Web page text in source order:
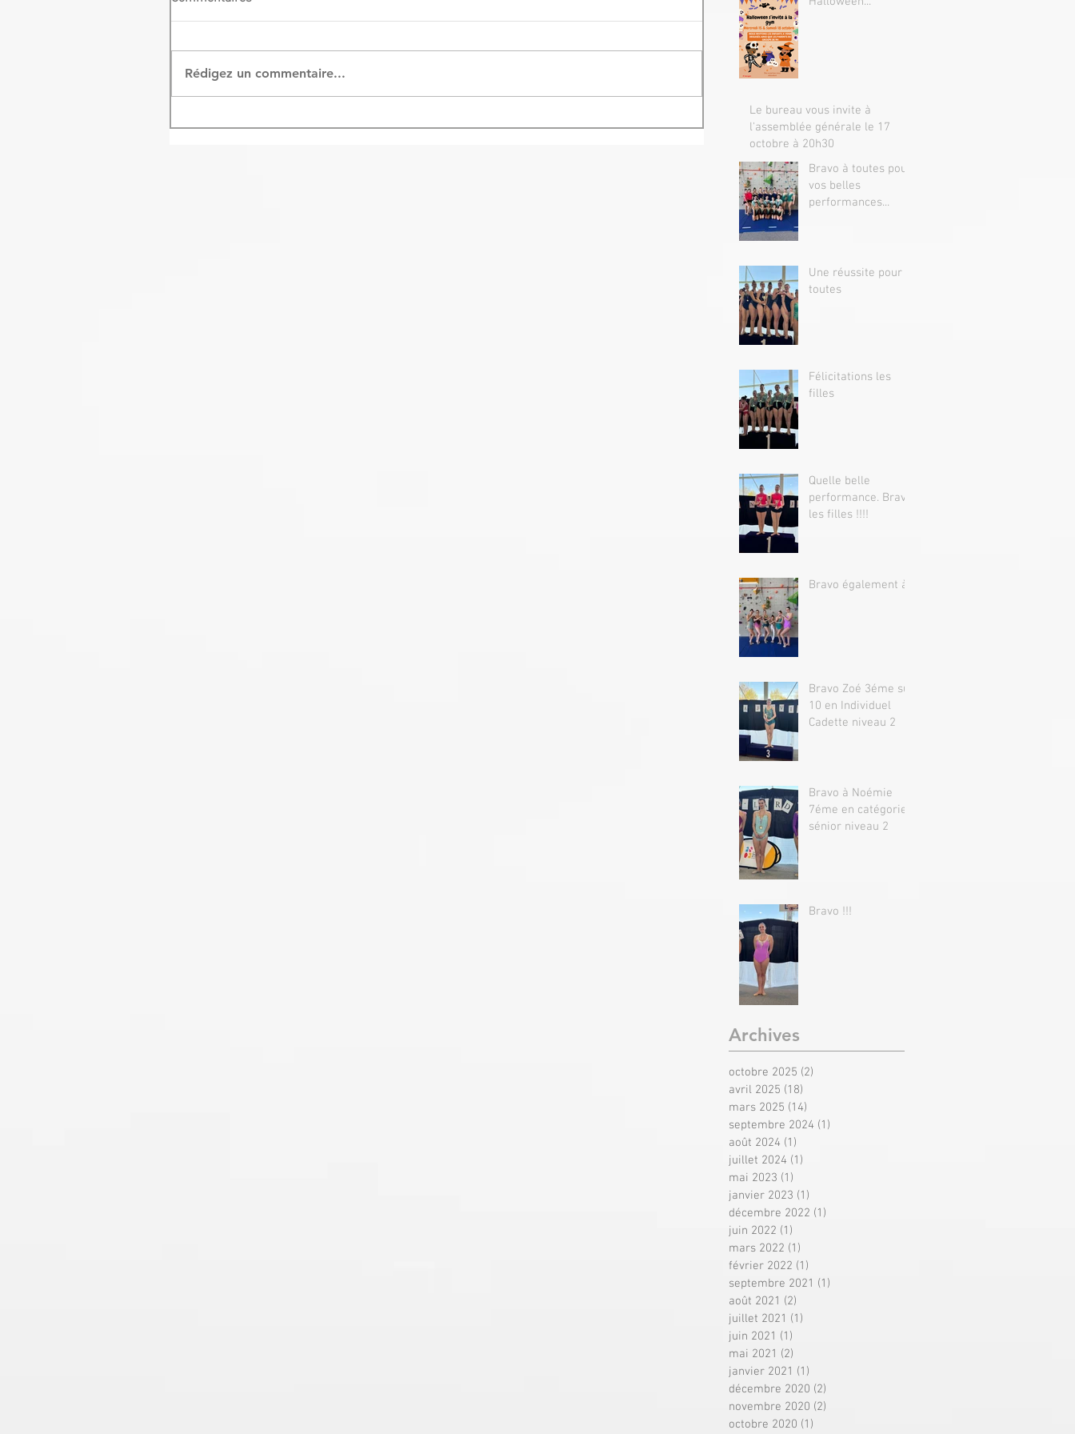
Rédigez un commentaire...
Le bureau vous invite à
l'assemblée générale le 17
octobre à 20h30
Bravo à toutes pour
vos belles
performances...
Une réussite pour
toutes
Félicitations les
filles
Quelle belle
performance. Bravo
les filles !!!!
Bravo également à
Bravo Zoé 3éme sur
10 en Individuel
Cadette niveau 2
Bravo à Noémie
7éme en catégorie
sénior niveau 2
Bravo !!!
Archives
octobre 2025 (2)
avril 2025 (18)
mars 2025 (14)
septembre 2024 (1)
août 2024 (1)
juillet 2024 (1)
mai 2023 (1)
janvier 2023 (1)
décembre 2022 (1)
juin 2022 (1)
mars 2022 (1)
février 2022 (1)
septembre 2021 (1)
août 2021 (2)
juillet 2021 (1)
juin 2021 (1)
mai 2021 (2)
janvier 2021 (1)
décembre 2020 (2)
novembre 2020 (2)
octobre 2020 (1)